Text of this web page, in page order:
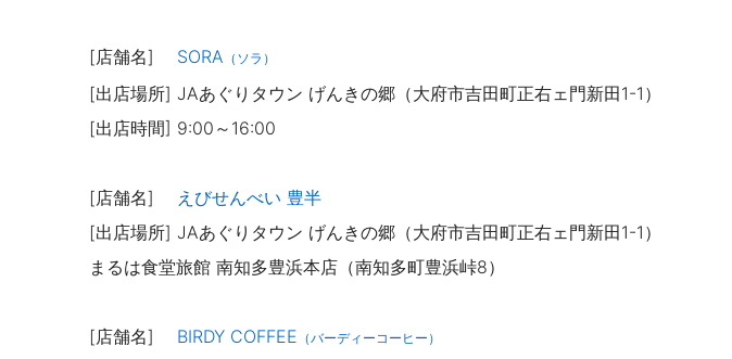
[店舗名] SORA （ソラ）
[出店場所] JAあぐりタウン げんきの郷（大府市吉田町正右ェ門新田1-1）
[出店時間] 9:00～16:00
[店舗名]
えびせんべい 豊半
[出店場所] JAあぐりタウン げんきの郷（大府市吉田町正右ェ門新田1-1）
まるは食堂旅館 南知多豊浜本店（南知多町豊浜峠8）
[店舗名] BIRDY COFFEE （バーディーコーヒー）